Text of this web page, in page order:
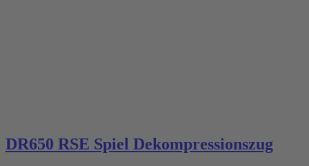
DR650 RSE Spiel Dekompressionszug